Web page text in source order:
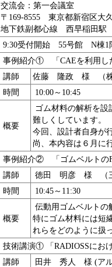
交流会：第一会議室
〒169-8555 東京都新宿区大
地下鉄副都心線 西早稲田駅
9:30受付開始 55号館 N
事例紹介① 「CAEを利用し
講師
佐藤 隆政 様 （株
時間
10:00～10:45
概要
ゴム材料の解析を
難しくしています。
今回、設計者自身が
尚、本内容は６月に
事例紹介② 「ゴムベルトの
講師
徳田 明彦 様 （三
時間
10:45～11:30
概要
伝動用ゴムベルトの
特にゴム材料には短
れらをどのように扱
技術講演① 「RADIOSSにお
講師
田井 秀人 様 (アル